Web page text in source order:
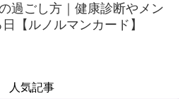
過ごし方｜健康診断やメン
【ルノルマンカード】
人気記事